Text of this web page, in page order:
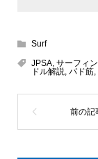
Surf
JPSA, サーフィン
ドル解説, パド筋,